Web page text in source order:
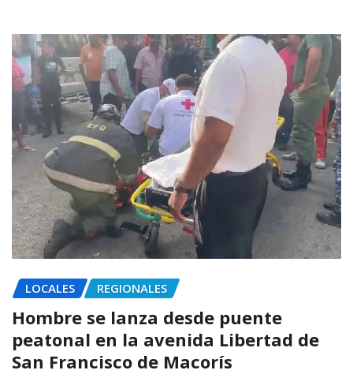
LOCALES REGIONALES
Hombre se lanza desde puente
peatonal en la avenida Libertad de
San Francisco de Macorís